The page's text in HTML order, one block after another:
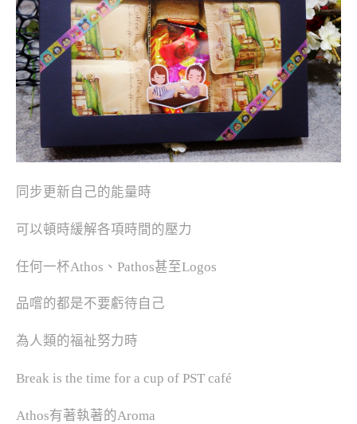
同步更新自己的能量時
可以頓時緩解各項時間的壓力
任何一杯Athos、Pathos甚至Logos
品嚐的都是不要虧待自己
為人類的福祉努力時
Break is the time for a cup of PST café
Athos有著執著的Aroma